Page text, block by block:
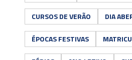
CURSOS DE VERÃO DIA
ÉPOCAS FESTIVAS